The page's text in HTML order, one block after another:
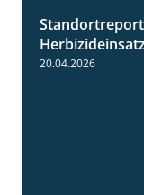
20.04.2026